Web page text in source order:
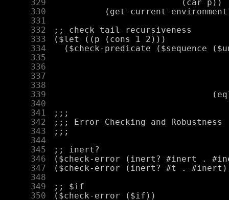
    329
    330
    331
    332
    333
    334
    335
    336
    337
    338
    339
    340
    341
    342
    343
    344
    345
    346
    347
    348
    349
    350